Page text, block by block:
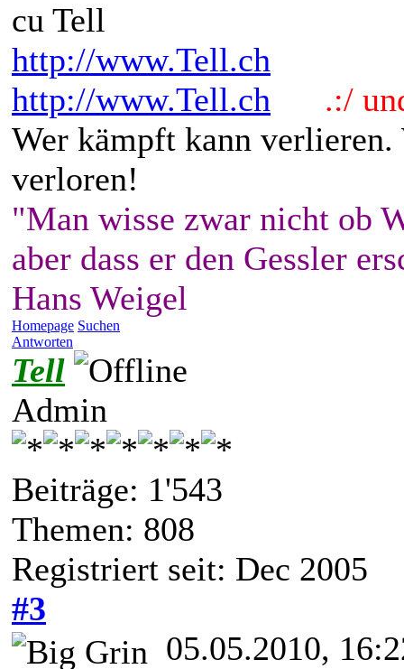
cu Tell
http://www.Tell.ch
http://www.Tell.ch
.:/
Wer kämpft kann
verloren!
"Man wisse zwar nicht ob
aber dass er den Gessler
Hans Weigel
Homepage Suchen
Antworten
Tell
Admin
Beiträge: 1'543
Themen: 808
Registriert seit: Dec 2005
#3
05.05.2010,